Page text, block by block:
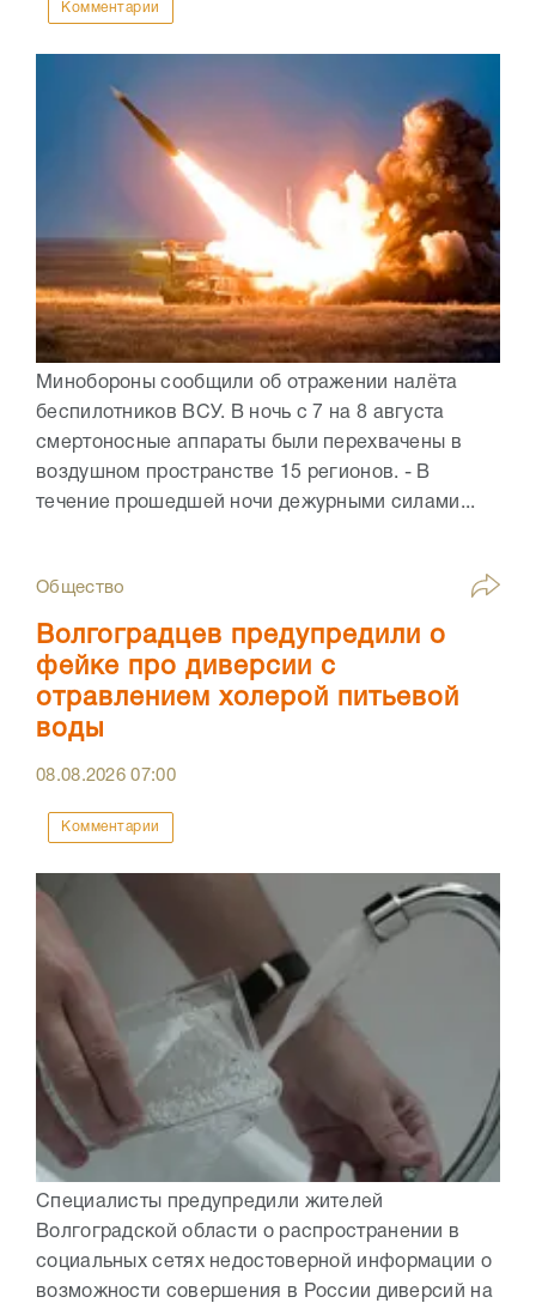
Комментарии
Минобороны сообщили об отражении налёта
беспилотников ВСУ. В ночь с 7 на 8 августа
смертоносные аппараты были перехвачены в
воздушном пространстве 15 регионов. - В
течение прошедшей ночи дежурными силами...
Общество
Волгоградцев предупредили о
фейке про диверсии с
отравлением холерой питьевой
воды
08.08.202607:00
Комментарии
Специалисты предупредили жителей
Волгоградской области о распространении в
социальных сетях недостоверной информации о
возможности совершения в России диверсий на